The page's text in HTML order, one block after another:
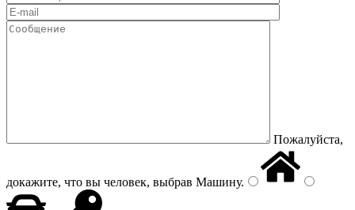
Пожалуйста,
докажите, что вы человек, выбрав Машину.